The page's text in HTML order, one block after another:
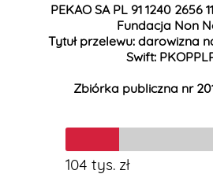
PEKAO SA PL 91 1240 2656
Fundacja Non
Tytuł przelewu: darowizna
Swift:
Zbiórka publiczna nr